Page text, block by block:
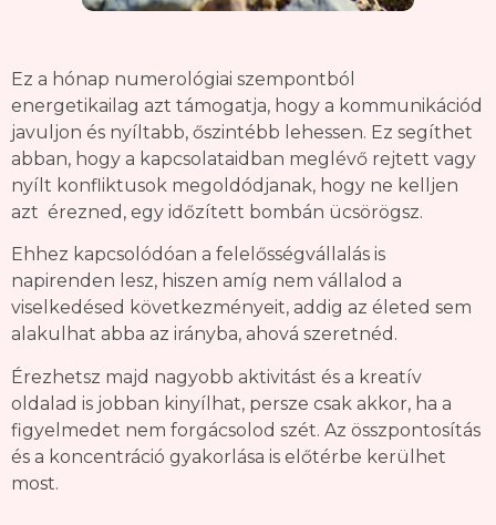
Ez a hónap numerológiai szempontból
energetikailag azt támogatja, hogy a kommunikációd
javuljon és nyíltabb, őszintébb lehessen. Ez segíthet
abban, hogy a kapcsolataidban meglévő rejtett vagy
nyílt konfliktusok megoldódjanak, hogy ne kelljen
azt érezned, egy időzített bombán ücsörögsz.
Ehhez kapcsolódóan a felelősségvállalás is
napirenden lesz, hiszen amíg nem vállalod a
viselkedésed következményeit, addig az életed sem
alakulhat abba az irányba, ahová szeretnéd.
Érezhetsz majd nagyobb aktivitást és a kreatív
oldalad is jobban kinyílhat, persze csak akkor, ha a
figyelmedet nem forgácsolod szét. Az összpontosítás
és a koncentráció gyakorlása is előtérbe kerülhet
most.